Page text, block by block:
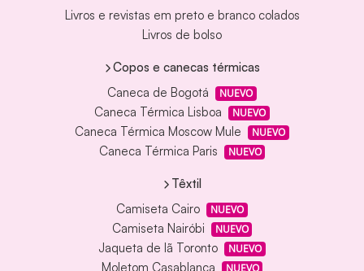
Livros e revistas em preto e branco colados
Livros de bolso
Copos e canecas térmicas
Caneca de Bogotá
NUEVO
Caneca Térmica Lisboa NUEVO
Caneca Térmica Moscow Mule NUEVO
Caneca Térmica Paris NUEVO
Têxtil
Camiseta Cairo
NUEVO
Camiseta Nairóbi NUEVO
Jaqueta de lã Toronto NUEVO
Moletom Casablanca